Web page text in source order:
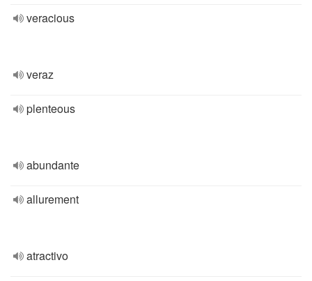
veracious
veraz
plenteous
abundante
allurement
atractivo